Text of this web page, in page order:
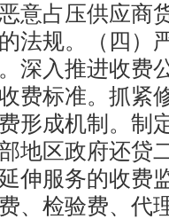
意占压供应商
法规。（四）
深入推进收费
费标准。抓紧
形成机制。制
地区政府还贷
伸服务的收费
、检验费、代